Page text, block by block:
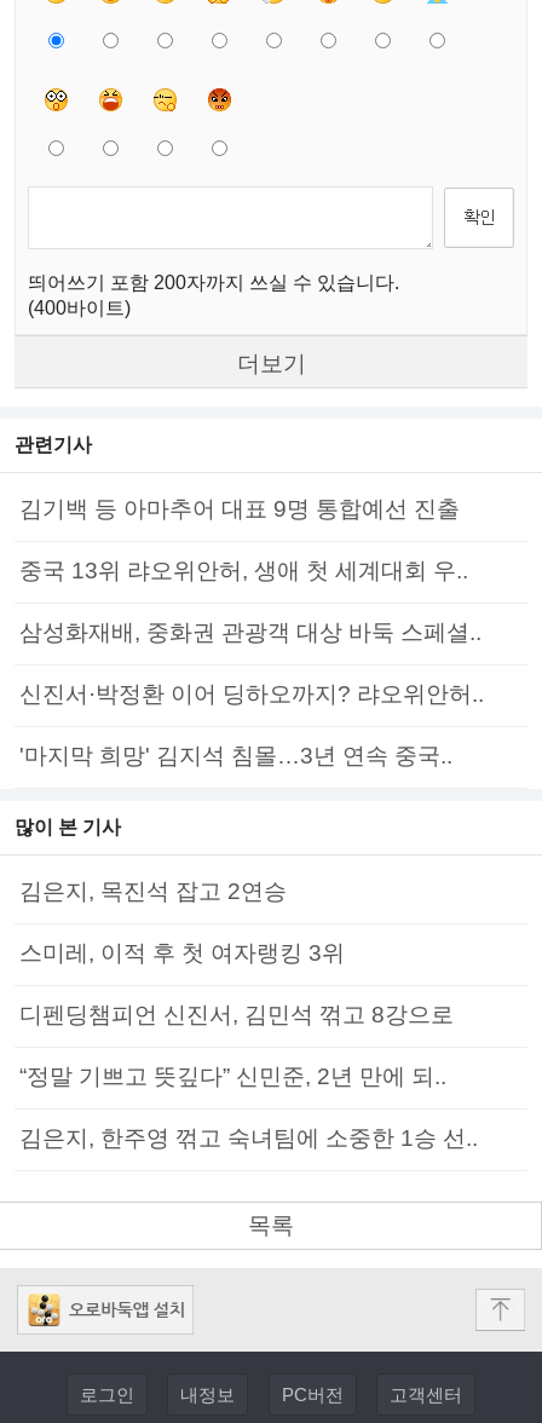
띄어쓰기 포함 200자까지 쓰실 수 있습니다.
(400바이트)
더보기
관련기사
김기백 등 아마추어 대표 9명 통합예선 진출
중국 13위 랴오위안허, 생애 첫 세계대회 우..
삼성화재배, 중화권 관광객 대상 바둑 스페셜..
신진서·박정환 이어 딩하오까지? 랴오위안허..
'마지막 희망' 김지석 침몰…3년 연속 중국..
많이 본 기사
김은지, 목진석 잡고 2연승
스미레, 이적 후 첫 여자랭킹 3위
디펜딩챔피언 신진서, 김민석 꺾고 8강으로
“정말 기쁘고 뜻깊다” 신민준, 2년 만에 되..
김은지, 한주영 꺾고 숙녀팀에 소중한 1승 선..
목록
로그인 내정보 PC버전 고객센터